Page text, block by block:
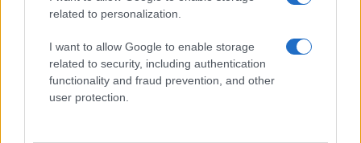
related to personalization.
I want to allow Google to enable storage
related to security, including authentication
functionality and fraud prevention, and other
user protection.
Morpho Vault
(STEAKEURCV)
$100,000,000,000,000.00